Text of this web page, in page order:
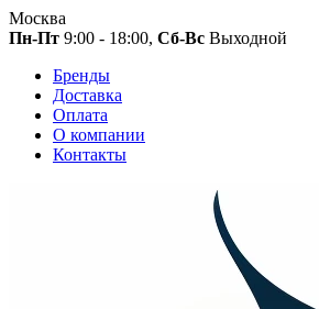
Москва
Пн-Пт 9:00 - 18:00, Сб-Вс Выходной
Бренды
Доставка
Оплата
О компании
Контакты